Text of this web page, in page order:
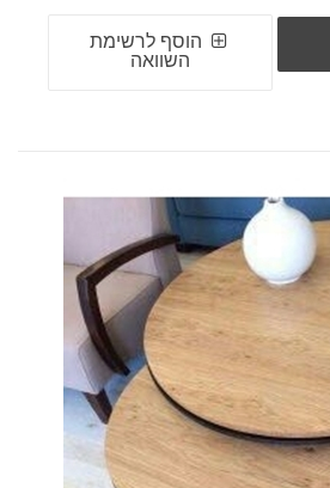
הוסף לרשימת
השוואה